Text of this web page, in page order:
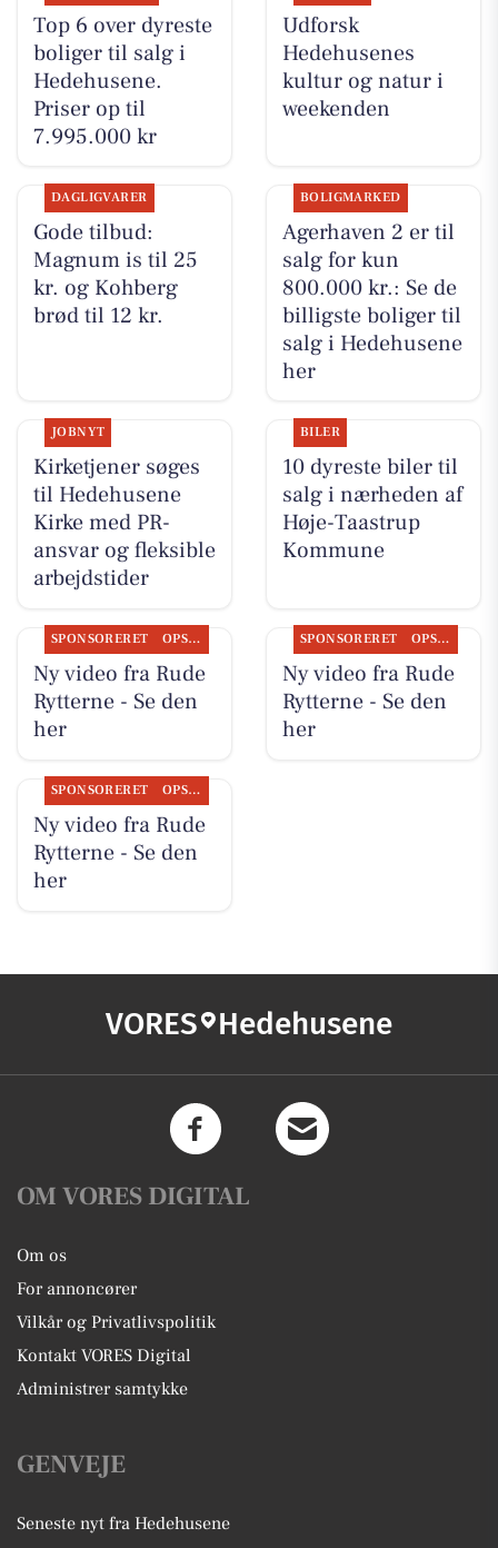
Top 6 over dyreste
boliger til salg i
Hedehusene.
Priser op til
7.995.000 kr
Udforsk
Hedehusenes
kultur og natur i
weekenden
DAGLIGVARER
Gode tilbud:
Magnum is til 25
kr. og Kohberg
brød til 12 kr.
BOLIGMARKED
Agerhaven 2 er til
salg for kun
800.000 kr.: Se de
billigste boliger til
salg i Hedehusene
her
JOBNYT
Kirketjener søges
til Hedehusene
Kirke med PR-
ansvar og fleksible
arbejdstider
BILER
10 dyreste biler til
salg i nærheden af
Høje-Taastrup
Kommune
SPONSORERET OPSLAGSTAVLEN
Ny video fra Rude
Rytterne - Se den
her
SPONSORERET OPSLAGSTAVLEN
Ny video fra Rude
Rytterne - Se den
her
SPONSORERET OPSLAGSTAVLEN
Ny video fra Rude
Rytterne - Se den
her
VORES Hedehusene
OM VORES DIGITAL
Om os
For annoncører
Vilkår og Privatlivspolitik
Kontakt VORES Digital
Administrer samtykke
GENVEJE
Seneste nyt fra Hedehusene